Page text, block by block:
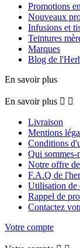
Promotions
Nouveaux
Infusions et
Teintures
Marques
Blog de
En savoir plus
En savoir plus  
Livraison
Mentions
Conditions
Qui sommes-
Notre offre
F.A.Q de
Utilisation de
Rappel de
Contactez
Votre compte